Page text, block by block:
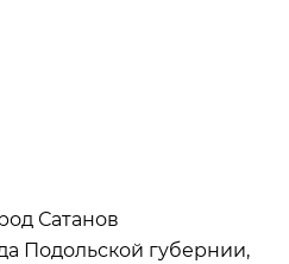
Сатанов
Подольской губернии,